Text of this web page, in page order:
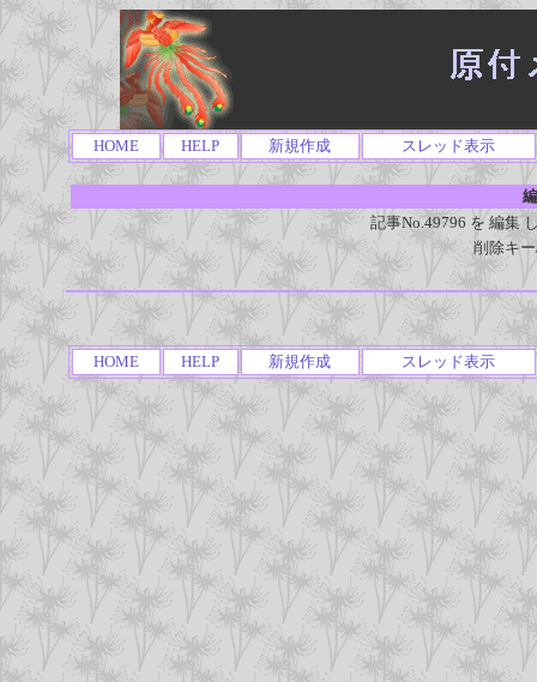
HOME HELP 新規作成 スレッド表示
記事No.49796 を 編集
削除キ
HOME HELP 新規作成 スレッド表示